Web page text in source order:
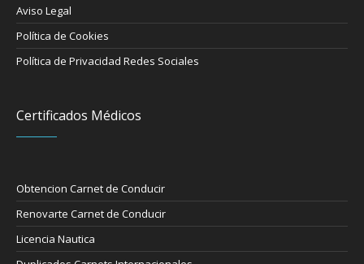
Aviso Legal
Política de Cookies
Política de Privacidad Redes Sociales
Certificados Médicos
Obtencion Carnet de Conducir
Renovarte Carnet de Conducir
Licencia Nautica